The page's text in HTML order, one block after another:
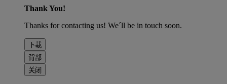
Thank You!
Thanks for contacting us! We´ll be in touch soon.
下載
背部
关闭